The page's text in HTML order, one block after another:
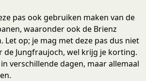
pas ook gebruiken maken van de
waaronder ook de Brienz
Let op; je mag met deze pas dus niet
de Jungfraujoch, wel krijg je korting.
verschillende dagen, maar allemaal